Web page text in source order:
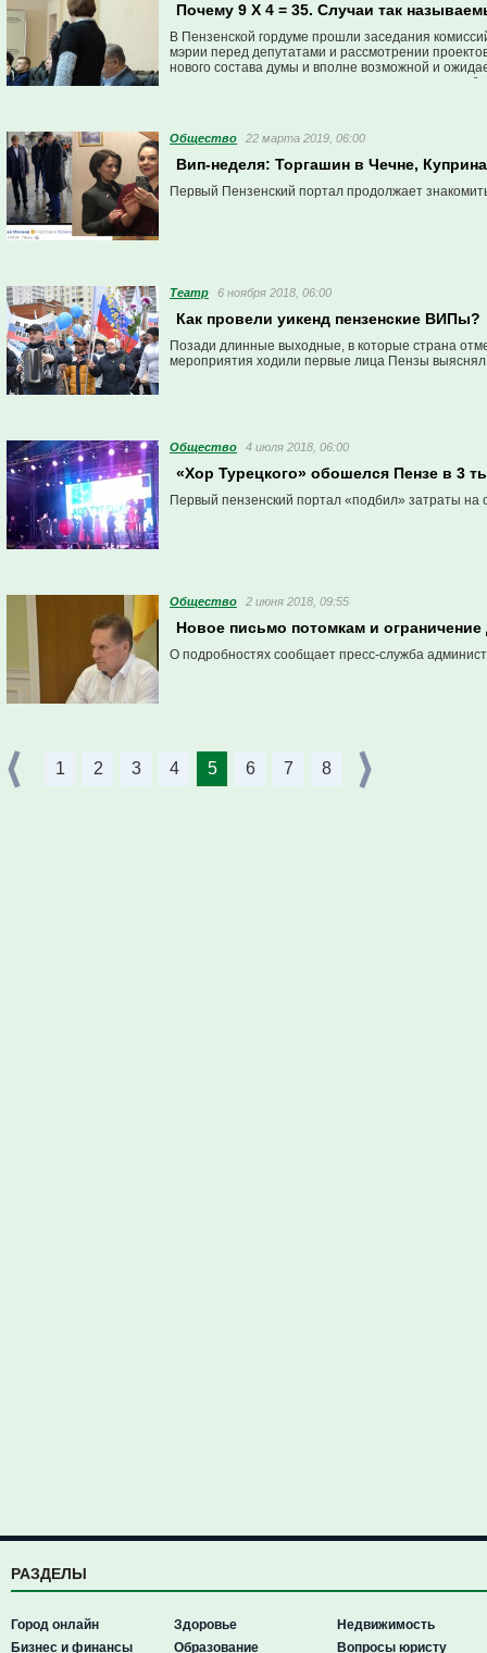
Почему 9 Х 4 = 35. Случаи так
В Пензенской гордуме прошли заседания
мэрии перед депутатами и рассмотрении
нового состава думы и вполне возможной и
согласиться — отчеты на комиссиях порождали
Общество 22 марта 2019, 06:00
Вип-неделя: Торгашин в Чечне,
Первый Пензенский портал продолжает
Театр 6 ноября 2018, 06:00
Как провели уикенд пензенские ВИПы?
Позади длинные выходные, в которые страна
мероприятия ходили первые лица Пензы
Общество 4 июля 2018, 06:00
«Хор Турецкого» обошелся Пензе в 3
Первый пензенский портал «подбил» затраты на
Общество 2 июня 2018, 09:55
Новое письмо потомкам и
О подробностях сообщает пресс-служба
1 2 3 4 5 6 7 8
РАЗДЕЛЫ
Город онлайн
Бизнес и финансы
Здоровье
Образование
Недвижимость
Вопросы юристу